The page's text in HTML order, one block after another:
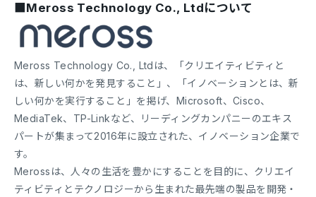
■Meross Technology Co., Ltdについて
Meross Technology Co., Ltdは、「クリエイティビティと
は、新しい何かを発見すること」、「イノベーションとは、新
しい何かを実行すること」を掲げ、Microsoft、Cisco、
MediaTek、TP-Linkなど、リーディングカンパニーのエキス
パートが集まって2016年に設立された、イノベーション企業で
す。
Merossは、人々の生活を豊かにすることを目的に、クリエイ
ティビティとテクノロジーから生まれた最先端の製品を開発・